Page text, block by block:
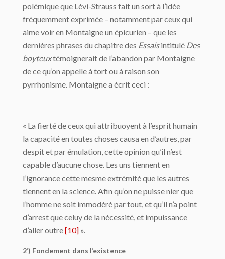
polémique que Lévi-Strauss fait un sort à l’idée
fréquemment exprimée – notamment par ceux qui
aime voir en Montaigne un épicurien – que les
dernières phrases du chapitre des Essaisintitulé Des
boyteuxtémoignerait de l’abandon par Montaigne
de ce qu’on appelle à tort ou à raison son
pyrrhonisme. Montaigne a écrit ceci :
« La fierté de ceux qui attribuoyent à l’esprit humain
la capacité en toutes choses causa en d’autres, par
despit et par émulation, cette opinion qu’il n’est
capable d’aucune chose. Les uns tiennent en
l’ignorance cette mesme extrémité que les autres
tiennent en la science. Afin qu’on ne puisse nier que
l’homme ne soit immodéré par tout, et qu’il n’a point
d’arrest que celuy de la nécessité, et impuissance
d’aller outre[10] ».
2’) Fondement dans l’existence